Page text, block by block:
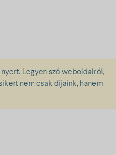
nyert. Legyen szó weboldalról,
nem csak díjaink, hanem